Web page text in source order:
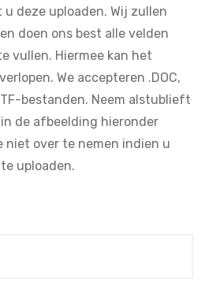
deze uploaden. Wij zullen
doen ons best alle velden
vullen. Hiermee kan het
We accepteren .DOC,
bestanden. Neem alstublieft
de afbeelding hieronder
niet over te nemen indien u
uploaden.